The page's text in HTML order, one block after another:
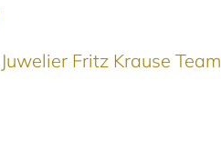
Juwelier Fritz Krause Team